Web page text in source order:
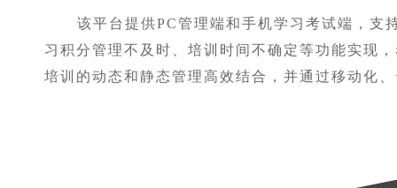
该平台提供PC管理端和手机学习考试端，支
习积分管理不及时、培训时间不确定等功能实现
培训的动态和静态管理高效结合，并通过移动化